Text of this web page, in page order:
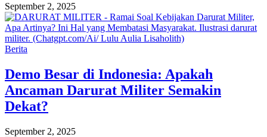
September 2, 2025
Berita
Demo Besar di Indonesia: Apakah
Ancaman Darurat Militer Semakin
Dekat?
September 2, 2025